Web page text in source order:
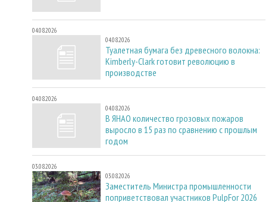
04.08.2026
04.08.2026
Туалетная бумага без древесного волокна:
Kimberly-Clark готовит революцию в
производстве
04.08.2026
04.08.2026
В ЯНАО количество грозовых пожаров
выросло в 15 раз по сравнению с прошлым
годом
03.08.2026
03.08.2026
Заместитель Министра промышленности
поприветствовал участников PulpFor 2026